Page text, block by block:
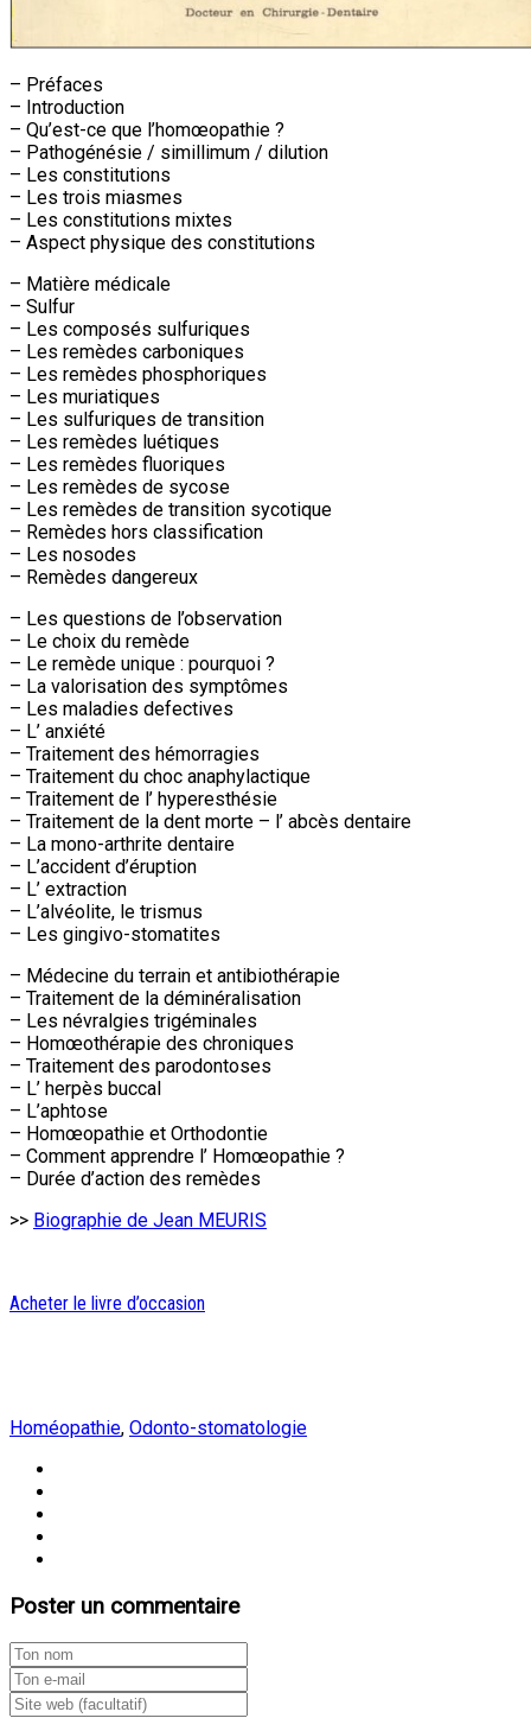
– Préfaces
– Introduction
– Qu’est-ce que l’homœopathie ?
– Pathogénésie / simillimum / dilution
– Les constitutions
– Les trois miasmes
– Les constitutions mixtes
– Aspect physique des constitutions
– Matière médicale
– Sulfur
– Les composés sulfuriques
– Les remèdes carboniques
– Les remèdes phosphoriques
– Les muriatiques
– Les sulfuriques de transition
– Les remèdes luétiques
– Les remèdes fluoriques
– Les remèdes de sycose
– Les remèdes de transition sycotique
– Remèdes hors classification
– Les nosodes
– Remèdes dangereux
– Les questions de l’observation
– Le choix du remède
– Le remède unique : pourquoi ?
– La valorisation des symptômes
– Les maladies defectives
– L’ anxiété
– Traitement des hémorragies
– Traitement du choc anaphylactique
– Traitement de l’ hyperesthésie
– Traitement de la dent morte – l’ abcès dentaire
– La mono-arthrite dentaire
– L’accident d’éruption
– L’ extraction
– L’alvéolite, le trismus
– Les gingivo-stomatites
– Médecine du terrain et antibiothérapie
– Traitement de la déminéralisation
– Les névralgies trigéminales
– Homœothérapie des chroniques
– Traitement des parodontoses
– L’ herpès buccal
– L’aphtose
– Homœopathie et Orthodontie
– Comment apprendre l’ Homœopathie ?
– Durée d’action des remèdes
>> Biographie de Jean MEURIS
Acheter le livre d’occasion
Homéopathie, Odonto-stomatologie
Poster un commentaire